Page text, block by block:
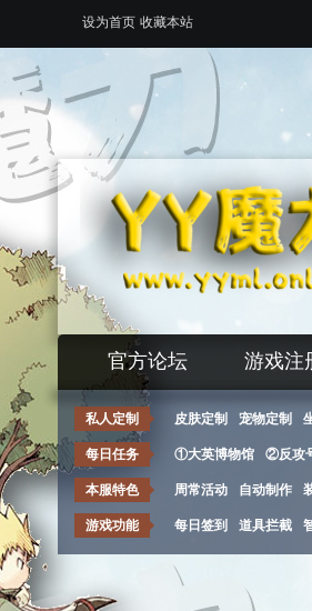
设为首页 收藏本站
官方论坛 游戏注
私人定制 皮肤定制 宠物定制
每日任务 ①大英博物馆 ②反攻
本服特色 周常活动 自动制作
游戏功能 每日签到 道具拦截